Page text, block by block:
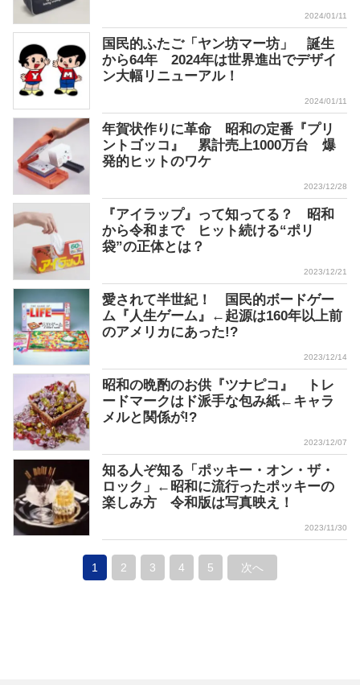
2024/01/11
国民的ふたご「ヤン坊マー坊」 誕生
から64年 2024年は世界進出でデザイ
ン大幅リニューアル！
2024/01/11
年賀状作りに革命 昭和の定番『プリ
ントゴッコ』 累計売上1000万台 爆
発的ヒットのワケ
2023/12/28
『アイラップ』って知ってる？ 昭和
から令和まで ヒット続ける“ポリ
袋”の正体とは？
2023/12/21
愛されて半世紀！ 国民的ボードゲー
ム『人生ゲーム』←起源は160年以上前
のアメリカにあった!?
2023/12/14
昭和の晩酌のお供『ツナピコ』 トレ
ードマークはド派手な包み紙←キャラ
メルと関係が!?
2023/12/07
知る人ぞ知る「ポッキー・オン・ザ・
ロック」←昭和に流行ったポッキーの
楽しみ方 令和版は写真映え！
2023/11/30
1 2 3 4 5 次へ